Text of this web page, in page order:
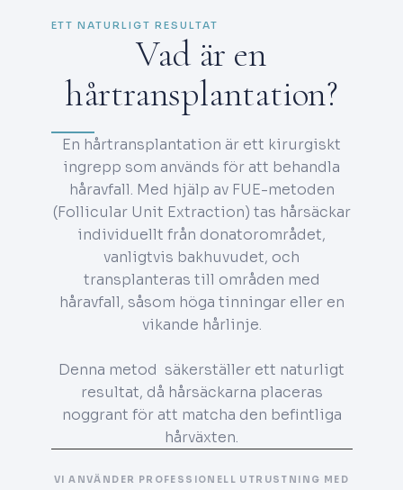
ETT NATURLIGT RESULTAT
Vad är en
hårtransplantation?
En hårtransplantation är ett kirurgiskt
ingrepp som används för att behandla
håravfall. Med hjälp av FUE-metoden
(Follicular Unit Extraction) tas hårsäckar
individuellt från donatorområdet,
vanligtvis bakhuvudet, och
transplanteras till områden med
håravfall, såsom höga tinningar eller en
vikande hårlinje.
Denna metod säkerställer ett naturligt
resultat, då hårsäckarna placeras
noggrant för att matcha den befintliga
hårväxten.
VI ANVÄNDER PROFESSIONELL UTRUSTNING MED